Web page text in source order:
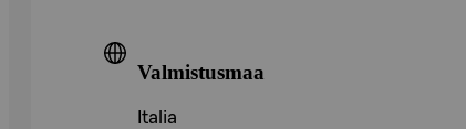
Valmistusmaa
Italia